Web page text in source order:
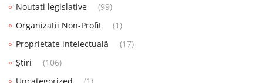
Noutati legislative
(99)
Organizatii Non-Profit
(1)
Proprietate intelectuală
(17)
Știri
(106)
Uncategorized
(1)